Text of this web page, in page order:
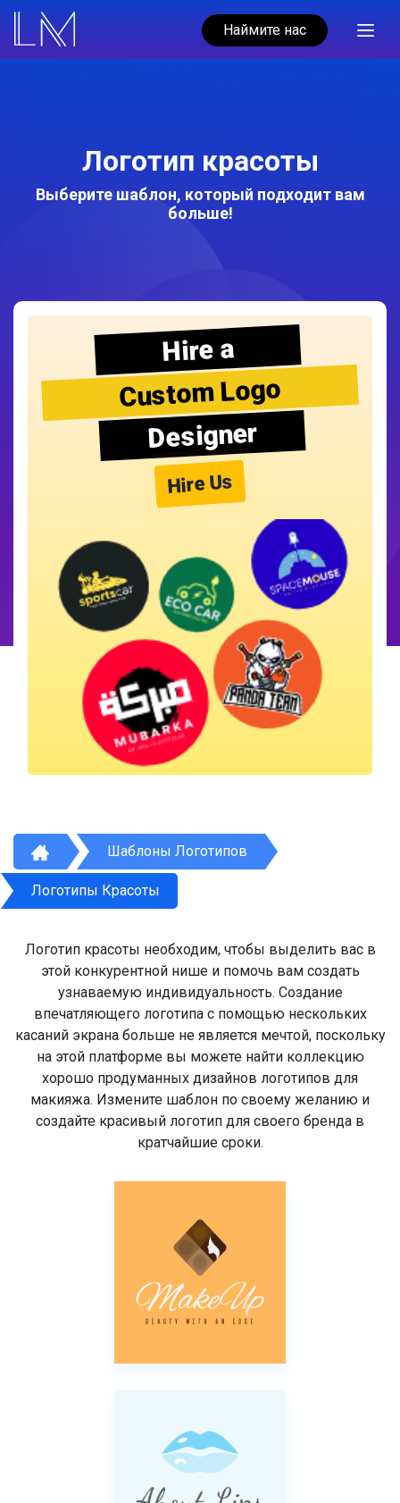
Наймите нас
Логотип красоты
Выберите шаблон, который подходит вам
больше!
Hire a
Custom Logo
Designer
Hire Us
Шаблоны Логотипов
Логотипы Красоты
Логотип красоты необходим, чтобы выделить вас в
этой конкурентной нише и помочь вам создать
узнаваемую индивидуальность. Создание
впечатляющего логотипа с помощью нескольких
касаний экрана больше не является мечтой, поскольку
на этой платформе вы можете найти коллекцию
хорошо продуманных дизайнов логотипов для
макияжа. Измените шаблон по своему желанию и
создайте красивый логотип для своего бренда в
кратчайшие сроки.